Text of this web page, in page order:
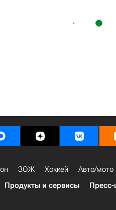
ЗОЖ Хоккей Авто/мото
Продукты и сервисы Пресс-